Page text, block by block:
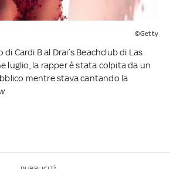
©Getty
Cardi B al Drai’s Beachclub di Las
luglio, la rapper è stata colpita da un
mentre stava cantando la